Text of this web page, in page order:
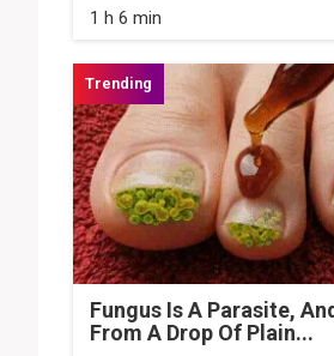
1 h 6 min
Fungus Is A Parasite,
From A Drop Of Plain...